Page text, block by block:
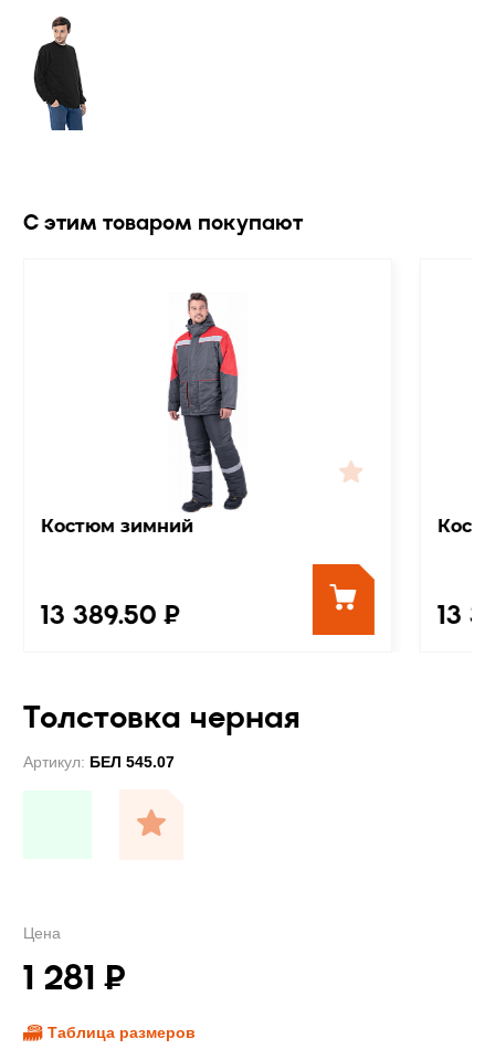
С этим товаром покупают
Костюм зимний
13 389.50 ₽ 13
Толстовка черная
Артикул: БЕЛ 545.07
Цена
1 281 ₽
Таблица размеров